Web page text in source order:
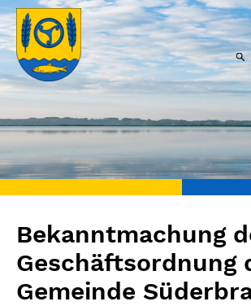
Bekanntmachung
Geschäftsordnung
Gemeinde